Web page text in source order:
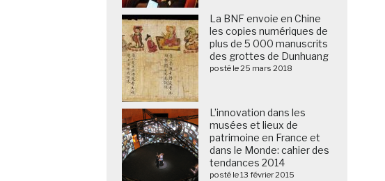
La BNF envoie en Chine
les copies numériques de
plus de 5 000 manuscrits
des grottes de Dunhuang
posté le 25 mars 2018
L’innovation dans les
musées et lieux de
patrimoine en France et
dans le Monde: cahier des
tendances 2014
posté le 13 février 2015